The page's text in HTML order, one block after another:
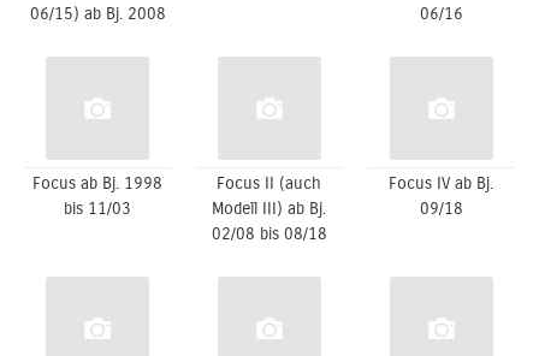
06/15) ab Bj. 2008
06/16
Focus ab Bj. 1998
bis 11/03
Focus II (auch
Modell III) ab Bj.
02/08 bis 08/18
Focus IV ab Bj.
09/18